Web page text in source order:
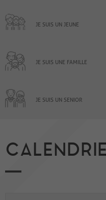
JE SUIS UN JEUNE
JE SUIS UNE FAMILLE
JE SUIS UN SENIOR